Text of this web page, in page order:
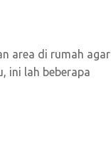
area di rumah agar
ini lah beberapa